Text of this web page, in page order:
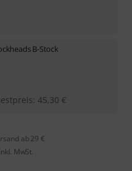
B-Stock
: 45,30 €
ab 29 €
MwSt.